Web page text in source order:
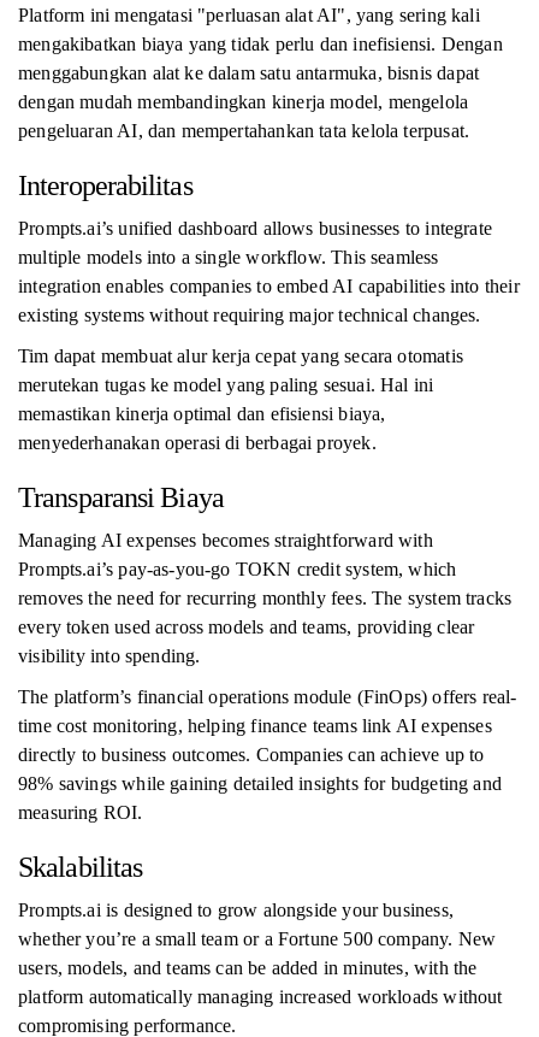
Platform ini mengatasi "perluasan alat AI", yang sering kali
mengakibatkan biaya yang tidak perlu dan inefisiensi. Dengan
menggabungkan alat ke dalam satu antarmuka, bisnis dapat
dengan mudah membandingkan kinerja model, mengelola
pengeluaran AI, dan mempertahankan tata kelola terpusat.
Interoperabilitas
Prompts.ai’s unified dashboard allows businesses to integrate
multiple models into a single workflow. This seamless
integration enables companies to embed AI capabilities into their
existing systems without requiring major technical changes.
Tim dapat membuat alur kerja cepat yang secara otomatis
merutekan tugas ke model yang paling sesuai. Hal ini
memastikan kinerja optimal dan efisiensi biaya,
menyederhanakan operasi di berbagai proyek.
Transparansi Biaya
Managing AI expenses becomes straightforward with
Prompts.ai’s pay-as-you-go TOKN credit system, which
removes the need for recurring monthly fees. The system tracks
every token used across models and teams, providing clear
visibility into spending.
The platform’s financial operations module (FinOps) offers real-
time cost monitoring, helping finance teams link AI expenses
directly to business outcomes. Companies can achieve up to
98% savings while gaining detailed insights for budgeting and
measuring ROI.
Skalabilitas
Prompts.ai is designed to grow alongside your business,
whether you’re a small team or a Fortune 500 company. New
users, models, and teams can be added in minutes, with the
platform automatically managing increased workloads without
compromising performance.